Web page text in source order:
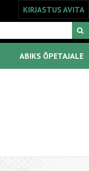
KIRJASTUS AVITA
ABIKS ÕPETAJALE